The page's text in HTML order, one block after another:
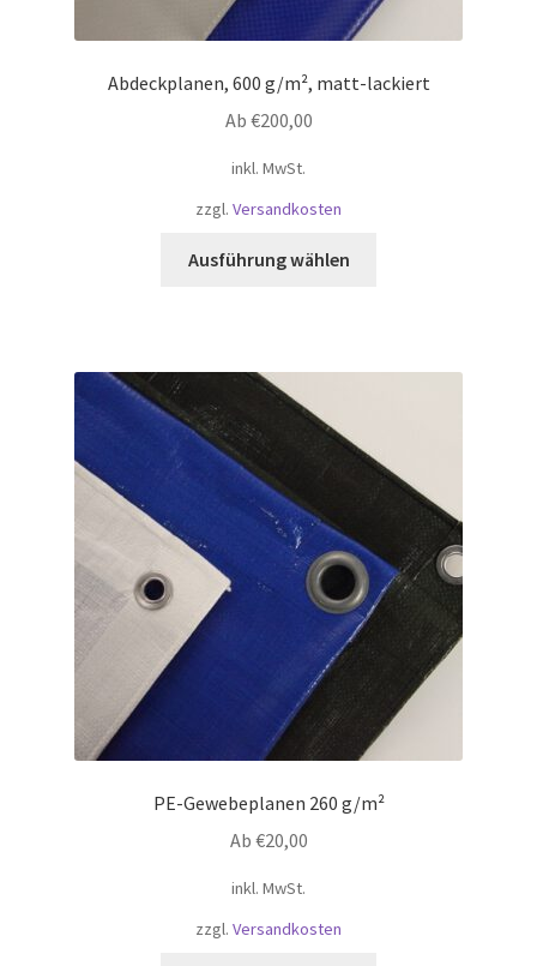
Abdeckplanen, 600 g/m², matt-lackiert
Ab €200,00
inkl. MwSt.
zzgl. Versandkosten
Ausführung wählen
Optionen
können
Produktseite
gewählt
PE-Gewebeplanen 260 g/m²
Ab €20,00
inkl. MwSt.
zzgl. Versandkosten